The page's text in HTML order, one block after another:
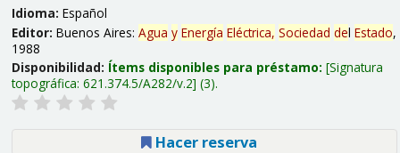
Idioma: Español
Editor: Buenos Aires: Agua y Energía Eléctrica, Sociedad del Estado,
1988
Disponibilidad: Ítems disponibles para préstamo: Signatura
topográfica: 621.374.5/A282/v.2 (3).
Hacer reserva